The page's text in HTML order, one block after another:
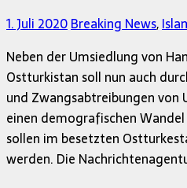
1. Juli 2020Breaking News,
Neben der Umsiedlung von
Ostturkistan soll nun auch
und Zwangsabtreibungen von
einen demografischen
sollen im besetzten
werden. Die